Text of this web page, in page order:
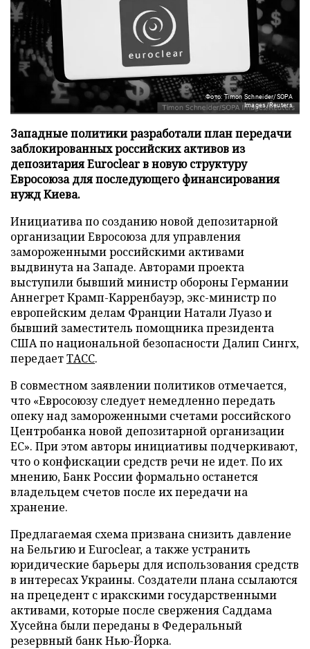
Фото: Timon Schneider/SOPA
Images/Reuters
Западные политики разработали план передачи
заблокированных российских активов из
депозитария Euroclear в новую структуру
Евросоюза для последующего финансирования
нужд Киева.
Инициатива по созданию новой депозитарной
организации Евросоюза для управления
замороженными российскими активами
выдвинута на Западе. Авторами проекта
выступили бывший министр обороны Германии
Аннегрет Крамп-Карренбауэр, экс-министр по
европейским делам Франции Натали Луазо и
бывший заместитель помощника президента
США по национальной безопасности Далип Сингх,
передаетТАСС.
В совместном заявлении политиков отмечается,
что «Евросоюзу следует немедленно передать
опеку над замороженными счетами российского
Центробанка новой депозитарной организации
ЕС». При этом авторы инициативы подчеркивают,
что о конфискации средств речи не идет. По их
мнению, Банк России формально останется
владельцем счетов после их передачи на
хранение.
Предлагаемая схема призвана снизить давление
на Бельгию и Euroclear, а также устранить
юридические барьеры для использования средств
в интересах Украины. Создатели плана ссылаются
на прецедент с иракскими государственными
активами, которые после свержения Саддама
Хусейна были переданы в Федеральный
резервный банк Нью-Йорка.